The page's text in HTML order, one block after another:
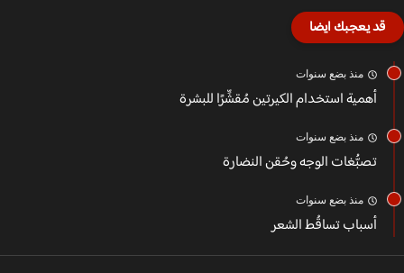
قد يعجبك ايضا
منذ بضع سنوات
أهمية استخدام الكيرتين مُقشِّرًا للبشرة
منذ بضع سنوات
تصبُّغات الوجه وحُقن النضارة
منذ بضع سنوات
أسباب تساقُط الشعر